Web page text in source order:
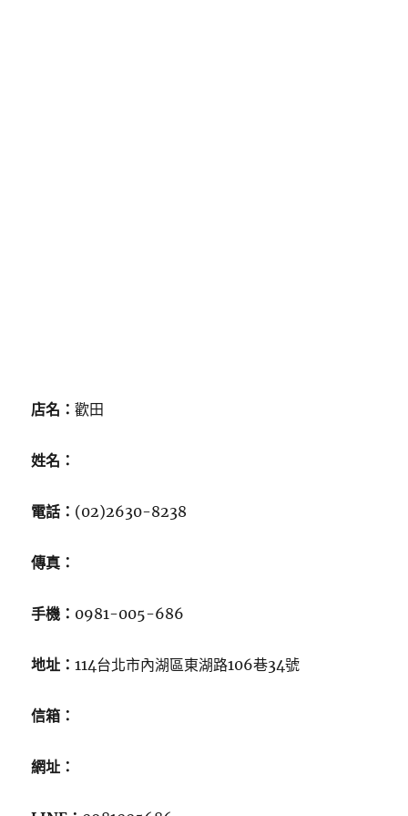
店名：歡田
姓名：
電話： (02)2630-8238
傳真：
手機： 0981-005-686
地址：114台北市內湖區東湖路106巷34號
信箱：
網址：